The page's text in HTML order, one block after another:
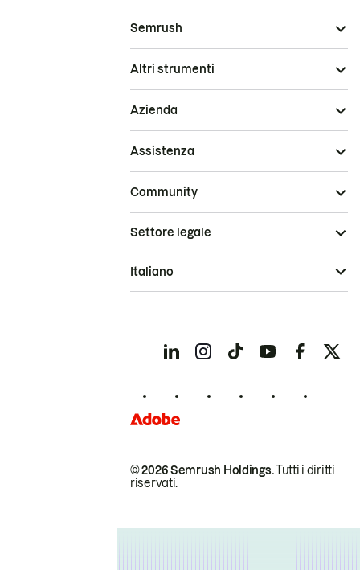
Semrush
Altri strumenti
Azienda
Assistenza
Community
© 2026 Semrush Holdings.Tutti i diritti
riservati.
Settore legale
Italiano